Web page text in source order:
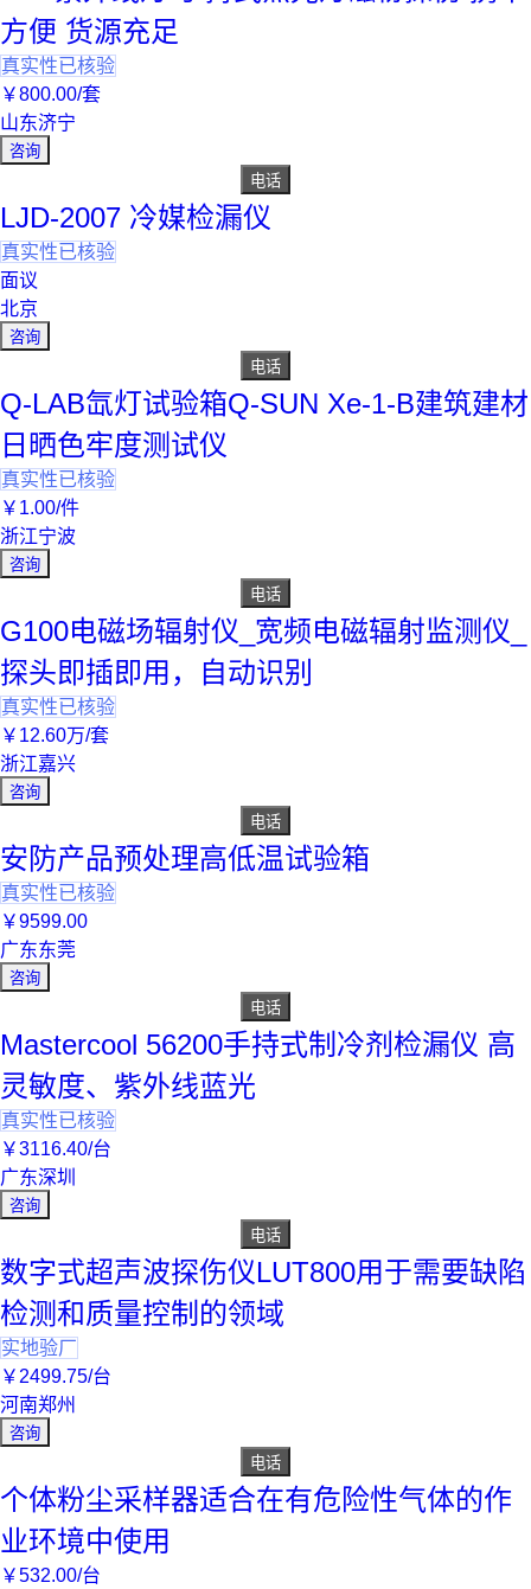
方便 货源充足
真实性已核验
￥800.00/套
山东济宁
咨询
电话
LJD-2007 冷媒检漏仪
真实性已核验
面议
北京
咨询
电话
Q-LAB氙灯试验箱Q-SUN Xe-1-B建筑建材
日晒色牢度测试仪
真实性已核验
￥ 1.00/件
浙江宁波
咨询
电话
G100电磁场辐射仪_宽频电磁辐射监测仪_
探头即插即用，自动识别
真实性已核验
￥ 12.60万/套
浙江嘉兴
咨询
电话
安防产品预处理高低温试验箱
真实性已核验
￥9599.00
广东东莞
咨询
电话
Mastercool 56200手持式制冷剂检漏仪 高
灵敏度、紫外线蓝光
真实性已核验
￥3116.40/台
广东深圳
咨询
电话
数字式超声波探伤仪LUT800用于需要缺陷
检测和质量控制的领域
实地验厂
￥ 2499.75/台
河南郑州
咨询
电话
个体粉尘采样器适合在有危险性气体的作
业环境中使用
￥532.00/台